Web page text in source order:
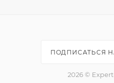
ПОДПИСАТЬСЯ
2026 ©